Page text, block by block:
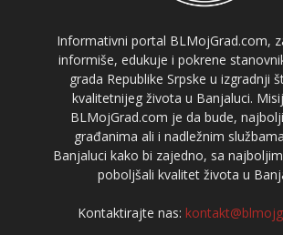
Informativni portal BLMojGrad.com,
informiše, edukuje i pokrene
grada Republike Srpske u izgradnji
kvalitetnijeg života u Banjaluci.
BLMojGrad.com je da bude,
građanima ali i nadležnim
Banjaluci kako bi zajedno, sa
poboljšali kvalitet života u
Kontaktirajte nas: